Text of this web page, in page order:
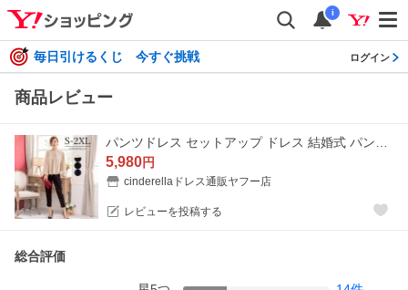
i
毎日引けるくじ 今すぐ挑戦 ログイン
商品レビュー
5,980円
cinderellaドレス通販ヤフー店
レビューを投稿する
総合評価